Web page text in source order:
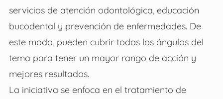
servicios de atención odontológica, educación
bucodental y prevención de enfermedades. De
este modo, pueden cubrir todos los ángulos del
tema para tener un mayor rango de acción y
mejores resultados.
La iniciativa se enfoca en el tratamiento de